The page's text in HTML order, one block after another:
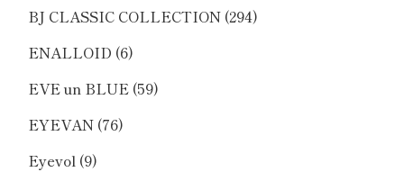
BJ CLASSIC COLLECTION (294)
ENALLOID (6)
EVE un BLUE (59)
EYEVAN (76)
Eyevol (9)